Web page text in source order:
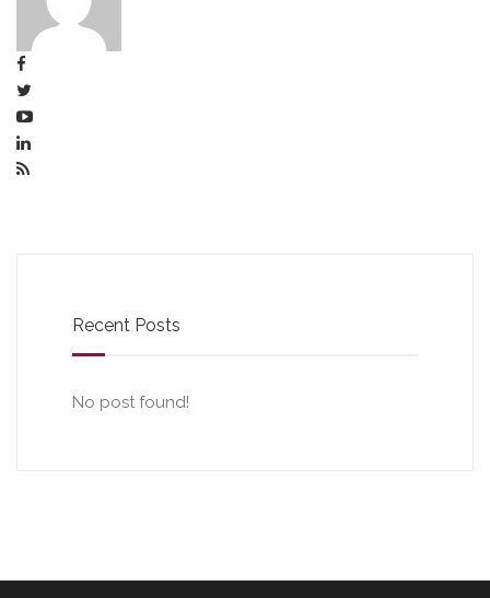
Recent Posts
No post found!